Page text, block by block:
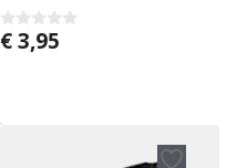
KTV/STRIP DRIVE
0
€3,95